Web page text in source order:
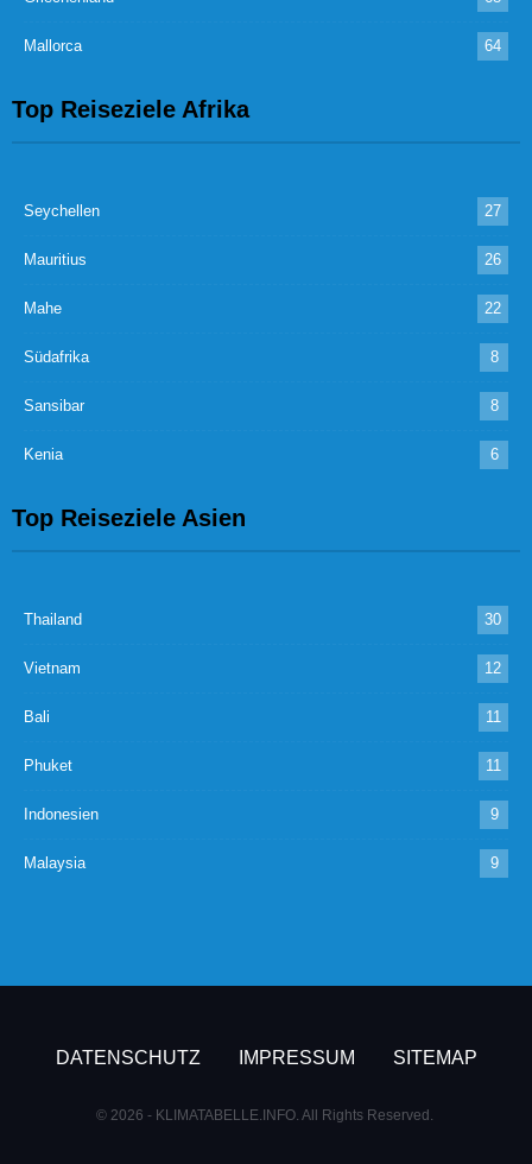
Mallorca 64
Top Reiseziele Afrika
Seychellen 27
Mauritius 26
Mahe 22
Südafrika 8
Sansibar 8
Kenia 6
Top Reiseziele Asien
Thailand 30
Vietnam 12
Bali 11
Phuket 11
Indonesien 9
Malaysia 9
DATENSCHUTZ IMPRESSUM SITEMAP
© 2026 - KLIMATABELLE.INFO. All Rights Reserved.